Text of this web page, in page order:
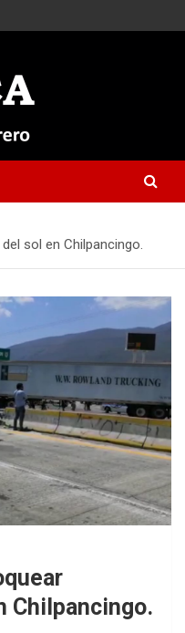
sol en Chilpancingo.
Chilpancingo.